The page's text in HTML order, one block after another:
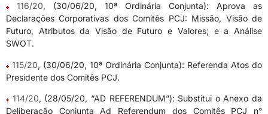
116/20, (30/06/20, 10ª Ordinária Conjunta): Aprova as
Declarações Corporativas dos Comitês PCJ: Missão, Visão de
Futuro, Atributos da Visão de Futuro e Valores; e a Análise
SWOT.
115/20, (30/06/20, 10ª Ordinária Conjunta): Referenda Atos do
Presidente dos Comitês PCJ.
114/20, (28/05/20, “AD REFERENDUM”): Substitui o Anexo da
Deliberação Conjunta Ad Referendum dos Comitês PCJ n°